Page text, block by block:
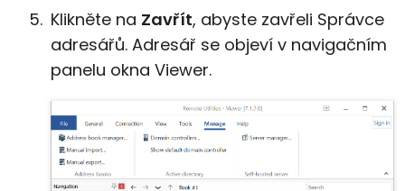
Klikněte na Zavřít, abyste zavřeli Správce
adresářů. Adresář se objeví v navigačním
panelu okna Viewer.